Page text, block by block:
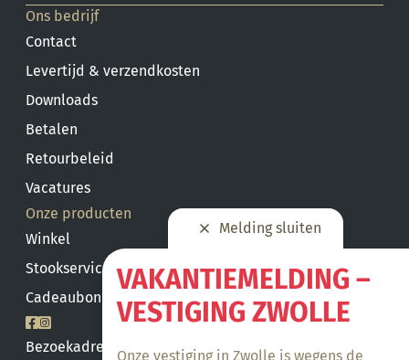
Melding sluiten
VAKANTIEMELDING –
VESTIGING ZWOLLE
Onze vestiging in Zwolle is wegens de
Ons bedrijf
Contact
Levertijd & verzendkosten
Downloads
Betalen
Retourbeleid
Vacatures
Onze producten
Winkel
Stookservice
Cadeaubon saldo
Bezoekadres